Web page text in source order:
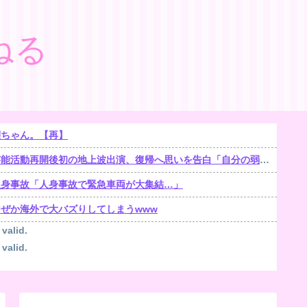
る
ゃん。【再】
開後初の地上波出演、復帰へ思いを告白「自分の弱い部分だったり…」
事故「人身事故で緊急車両が大集結…」
か海外で大バズりしてしまうwww
valid.
valid.